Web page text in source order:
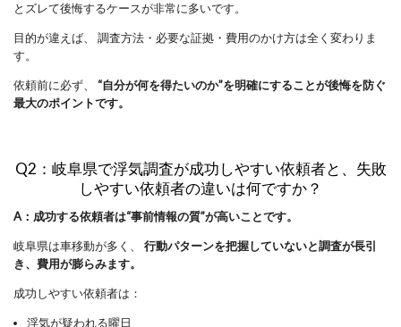
とズレて後悔するケースが非常に多いです。
目的が違えば、 調査方法・必要な証拠・費用のかけ方は全く変わりま
す。
依頼前に必ず、 “自分が何を得たいのか”を明確にすることが後悔を防ぐ
最大のポイントです。
Q2：岐阜県で浮気調査が成功しやすい依頼者と、失敗
しやすい依頼者の違いは何ですか？
A：成功する依頼者は“事前情報の質”が高いことです。
岐阜県は車移動が多く、 行動パターンを把握していないと調査が長引
き、費用が膨らみます。
成功しやすい依頼者は：
浮気が疑われる曜日